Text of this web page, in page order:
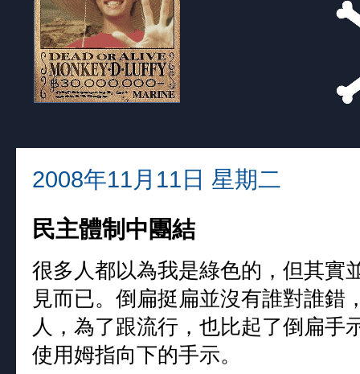
2008年11月11日 星期二
民主體制中團結
很多人都以為我是綠色的，但其實
見而已。倒扁挺扁並沒有誰對誰錯
人，為了跟流行，也比起了倒扁手
使用姆指向下的手示。